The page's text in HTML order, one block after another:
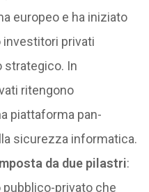
europeo e ha iniziato
privati
strategico. In
ritengono
piattaforma pan-
sicurezza informatica.
da due pilastri:
privato che